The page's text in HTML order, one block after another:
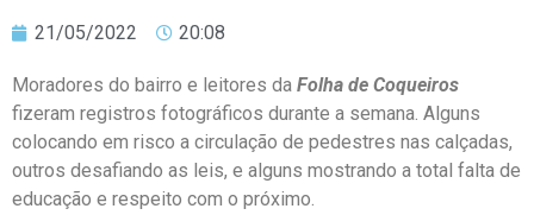
21/05/2022 20:08
Moradores do bairro e leitores da Folha de Coqueiros
fizeram registros fotográficos durante a semana. Alguns
colocando em risco a circulação de pedestres nas calçadas,
outros desafiando as leis, e alguns mostrando a total falta de
educação e respeito com o próximo.